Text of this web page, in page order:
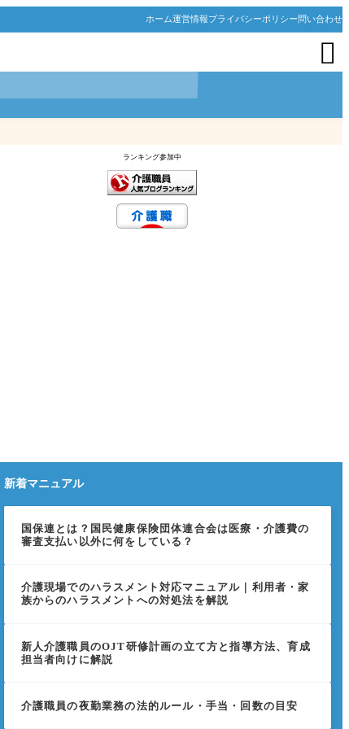
ホーム運営情報プライバシーポリシー問い合わせ

ランキング参加中
新着マニュアル
国保連とは？国民健康保険団体連合会は医療・介護費の
審査支払い以外に何をしている？
介護現場でのハラスメント対応マニュアル｜利用者・家
族からのハラスメントへの対処法を解説
新人介護職員のOJT研修計画の立て方と指導方法、育成
担当者向けに解説
介護職員の夜勤業務の法的ルール・手当・回数の目安